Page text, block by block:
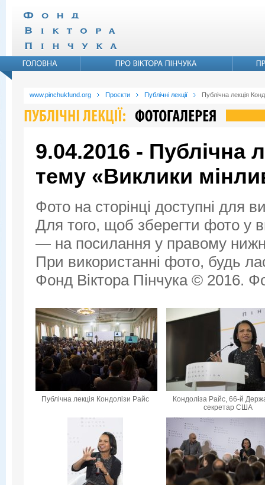
www.pinchukfund.org Проєкти Публічні лекції Публічна лекція
9.04.2016 - Публічна
тему «Виклики
Фото на сторінці доступні для
Для того, щоб зберегти фото у
— на посилання у правому
При використанні фото, будь
Фонд Віктора Пінчука © 2016.
Публічна лекція Кондолізи Райс
Кондоліза Райс, 66-й
секретар США